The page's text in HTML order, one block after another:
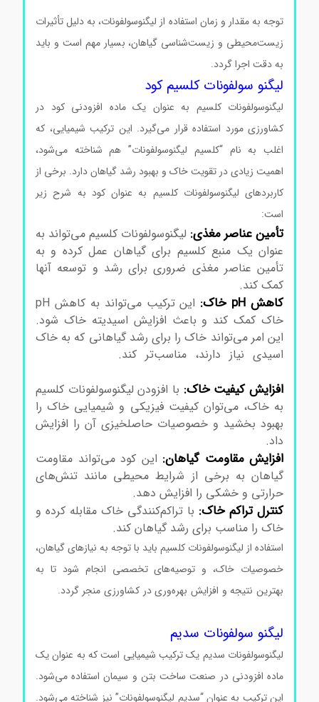
توجه به مقدار و زمان استفاده از لیگنوسولفونات، به دلیل تأثیرات
زیست‌محیطی و زیست‌شناسی گیاهان، بسیار مهم است و باید
به دقت اجرا گردد.لیگنو سولفونات کلسیم
لیگنو سولفونات کلسیم کود
لیگنوسولفونات کلسیم به عنوان یک ماده افزودنی کود در
کشاورزی مورد استفاده قرار می‌گیرد. این ترکیب شیمیایی، که
اغلب به نام “کلسیم لیگنوسولفونات” هم شناخته می‌شود،
اهمیت زیادی در تقویت خاک و بهبود رشد گیاهان دارد. برخی از
کاربردهای لیگنوسولفونات کلسیم به عنوان کود به شرح زیر
است:
تأمین عناصر مغذی:لیگنوسولفونات کلسیم می‌تواند به
عنوان یک منبع کلسیم برای گیاهان عمل کرده و به
تأمین عناصر مغذی ضروری برای رشد و توسعه آنها
کمک کند.لیگنو سولفونات کلسیم
کاهش pH خاک:
این ترکیب می‌تواند به کاهش pH
خاک کمک کند و باعث افزایش اسیدیته خاک شود.
این امر می‌تواند خاک را برای رشد گیاهانی که به خاک
اسیدی نیاز دارند، مناسب‌تر کند.لیگنو سولفونات
افزایش کیفیت خاک:با افزودن لیگنوسولفونات کلسیم
به خاک، می‌توان کیفیت فیزیکی و شیمیایی خاک را
بهبود بخشید و خصوصیات حاصلخیزی آن را افزایش
داد.
افزایش مقاومت گیاهان:این کود می‌تواند مقاومت
گیاهان به برخی از شرایط محیطی مانند تنش‌های
حرارتی و خشکی را افزایش دهد.
کنترل تراکم خاک:با تراکم‌کنندگی خاک مقابله کرده و
خاک را مناسب برای رشد گیاهان کند.
استفاده از لیگنوسولفونات کلسیم باید با توجه به نیازهای گیاهان،
خصوصیات خاک، و توصیه‌های تخصصی انجام شود تا به
بهترین نتیجه و افزایش بهره‌وری در کشاورزی منجر گردد.لیگنو
لیگنو سولفونات سدیم
لیگنوسولفونات سدیم یک ترکیب شیمیایی است که به عنوان یک
ماده افزودنی در صنعت ساخت بتن و سیمان استفاده می‌شود.
این ترکیب به عنوان “سدیم لیگنوسولفونات” نیز شناخته می‌شود.